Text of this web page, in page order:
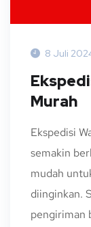
8 Juli
Murah
Ekspedisi
semakin
mudah
diinginkan.
pengiriman